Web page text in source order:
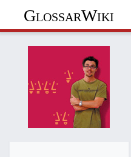
GlossarWiki